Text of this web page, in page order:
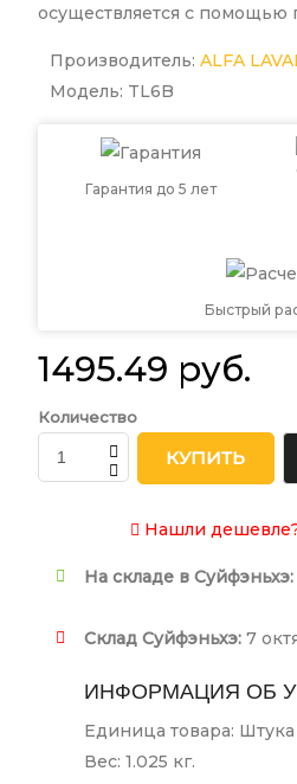
осуществляется с помощью
Производитель: ALFA
Модель: TL6B
Гарантия до 5 лет
Быстрый
1495.49 руб.
Количество
КУПИТЬ
Нашли
На складе в Суйфэньхэ:
Склад Суйфэньхэ: 7
ИНФОРМАЦИЯ ОБ
Единица товара: Штука
Вес: 1.025 кг.